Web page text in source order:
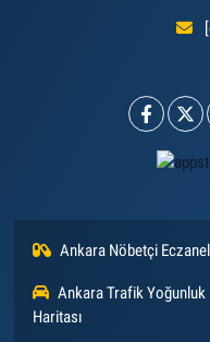
Ankara Nöbetçi
Ankara Trafik Yoğunluk
Haritası